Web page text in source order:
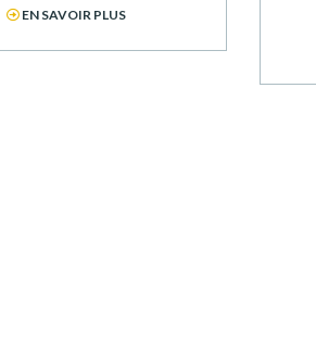
EN SAVOIR PLUS